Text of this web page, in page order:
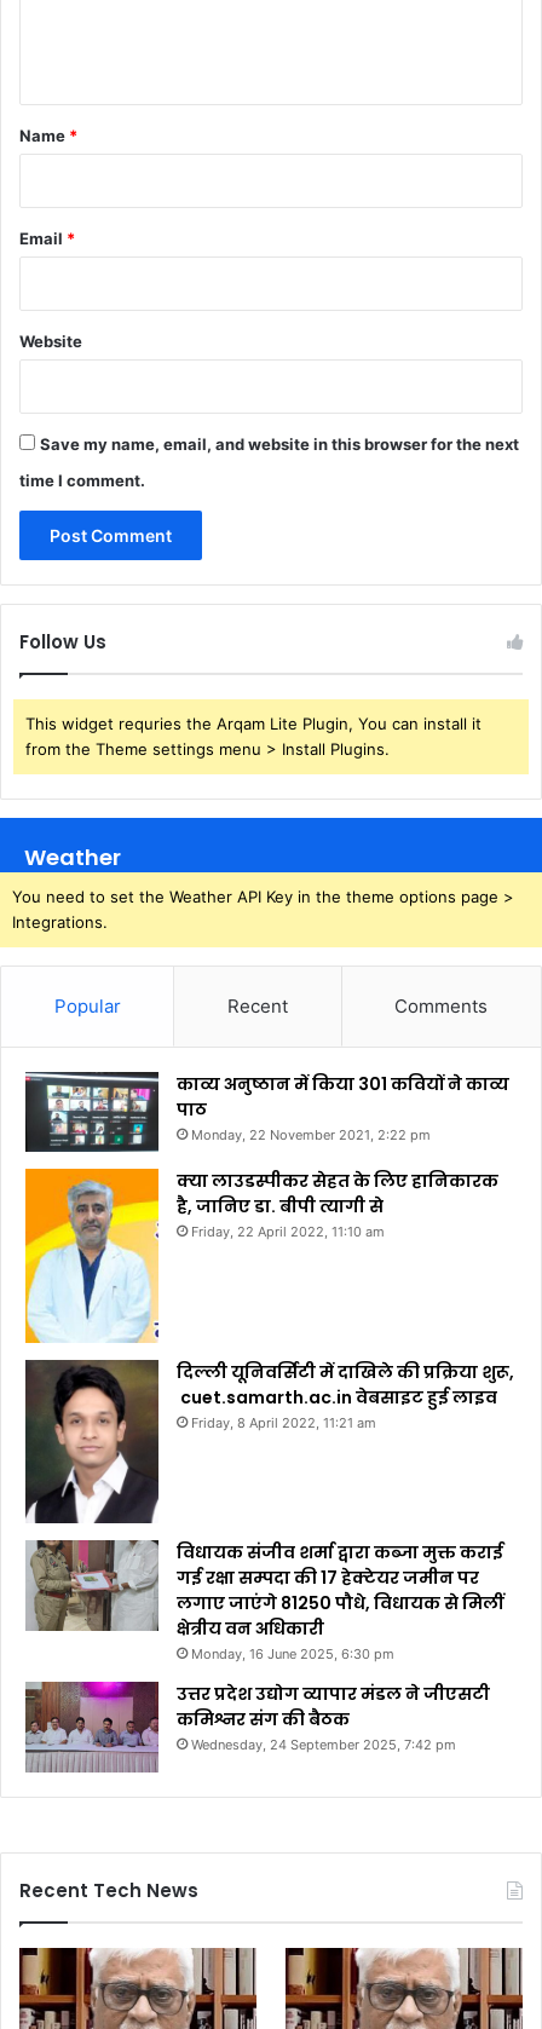
*
Name *
Email *
Website
Save my name, email, and website in this browser for the next
time I comment.
Follow Us
This widget requries the Arqam Lite Plugin, You can install it
from the Theme settings menu > Install Plugins.
Weather
You need to set the Weather API Key in the theme options page >
Integrations.
Popular Recent Comments
काव्य अनुष्ठान में किया 301 कवियों ने काव्य
पाठ
Monday, 22 November 2021, 2:22 pm
क्या लाउडस्पीकर सेहत के लिए हानिकारक
है, जानिए डा. बीपी त्यागी से
Friday, 22 April 2022, 11:10 am
दिल्ली यूनिवर्सिटी में दाखिले की प्रक्रिया शुरू,
cuet.samarth.ac.in वेबसाइट हुई लाइव
Friday, 8 April 2022, 11:21 am
विधायक संजीव शर्मा द्वारा कब्जा मुक्त कराई
गई रक्षा सम्पदा की 17 हेक्टेयर जमीन पर
लगाए जाएंगे 81250 पौधे, विधायक से मिलीं
क्षेत्रीय वन अधिकारी
Monday, 16 June 2025, 6:30 pm
उत्तर प्रदेश उद्योग व्यापार मंडल ने जीएसटी
कमिश्नर संग की बैठक
Wednesday, 24 September 2025, 7:42 pm
Recent Tech News